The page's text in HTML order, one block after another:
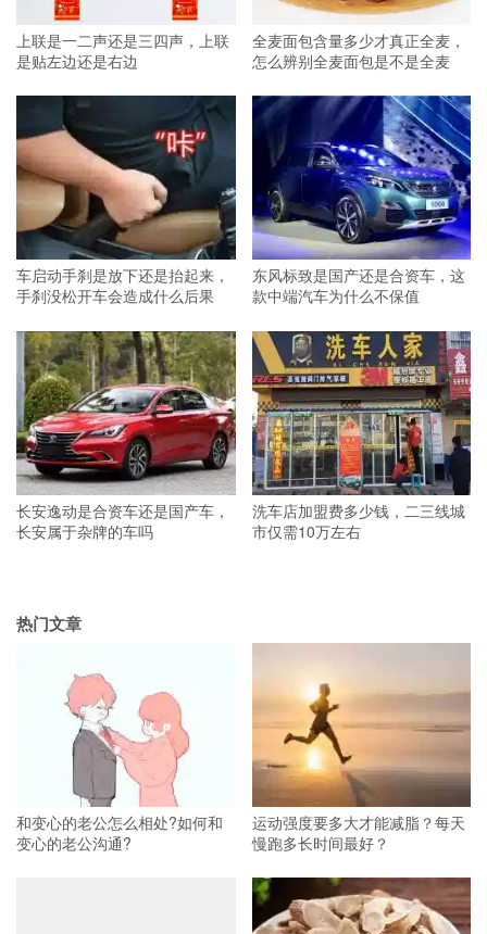
上联是一二声还是三四声，上联
是贴左边还是右边
全麦面包含量多少才真正全麦，
怎么辨别全麦面包是不是全麦
车启动手刹是放下还是抬起来，
手刹没松开车会造成什么后果
东风标致是国产还是合资车，这
款中端汽车为什么不保值
长安逸动是合资车还是国产车，
长安属于杂牌的车吗
洗车店加盟费多少钱，二三线城
市仅需10万左右
热门文章
和变心的老公怎么相处?如何和
变心的老公沟通?
运动强度要多大才能减脂？每天
慢跑多长时间最好？